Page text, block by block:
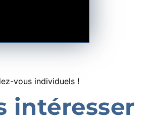
vous individuels !
intéresser